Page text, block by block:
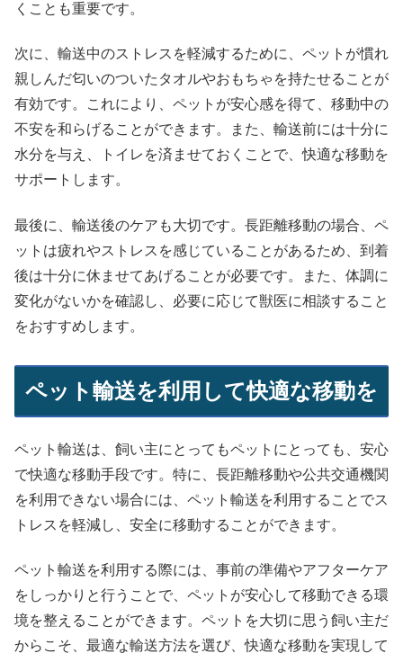
くことも重要です。
次に、輸送中のストレスを軽減するために、ペットが慣れ
親しんだ匂いのついたタオルやおもちゃを持たせることが
有効です。これにより、ペットが安心感を得て、移動中の
不安を和らげることができます。また、輸送前には十分に
水分を与え、トイレを済ませておくことで、快適な移動を
サポートします。
最後に、輸送後のケアも大切です。長距離移動の場合、ペ
ットは疲れやストレスを感じていることがあるため、到着
後は十分に休ませてあげることが必要です。また、体調に
変化がないかを確認し、必要に応じて獣医に相談すること
をおすすめします。
ペット輸送を利用して快適な移動を
ペット輸送は、飼い主にとってもペットにとっても、安心
で快適な移動手段です。特に、長距離移動や公共交通機関
を利用できない場合には、ペット輸送を利用することでス
トレスを軽減し、安全に移動することができます。
ペット輸送を利用する際には、事前の準備やアフターケア
をしっかりと行うことで、ペットが安心して移動できる環
境を整えることができます。ペットを大切に思う飼い主だ
からこそ、最適な輸送方法を選び、快適な移動を実現して